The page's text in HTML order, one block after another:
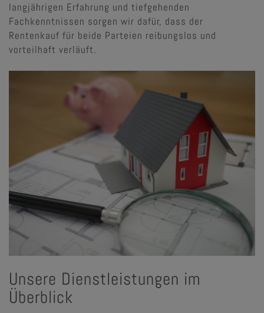
langjährigen Erfahrung und tiefgehenden
Fachkenntnissen sorgen wir dafür, dass der
Rentenkauf für beide Parteien reibungslos und
vorteilhaft verläuft.
Unsere Dienstleistungen im
Überblick